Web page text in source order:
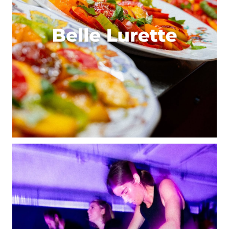
Pour avoir testé pas mal de piscines sur Lyon et sa
banlieue, dont Etienne Gagnaire, il y en a une qui se
détache largement du lot. C’est la plus récente
(2009). La piscine de Meyzieu.
La qualité des infrastructures font oublier qu’elle ne
fait « que » 25m, avec accès à la piscine extérieure
(selon la saison), la pataugeoire, aux jacuzzis et en
supplément aux hammam, sauna, cours, fosse de
plongée, etc…
Les horaires sont au top aussi, jusqu’à 22h certains
jours.
Reste un point négatif pour moi : Le monde ô_O
C’est très chargé en sortie de bureau.
#12
10 avril 2013 à 0 h 38 min